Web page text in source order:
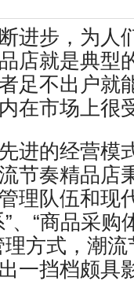
进步，为人
店就是典型
足不出户就
在市场上很
进的经营模
节奏精品店
理队伍和现
、“商品采购
方式， 潮流
一挡档颇具